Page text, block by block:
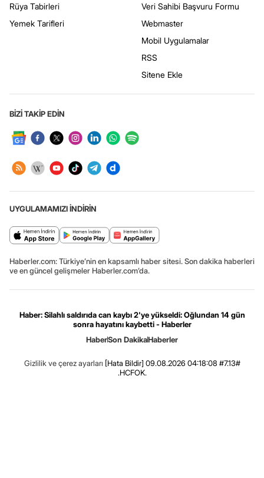
Rüya Tabirleri
Yemek Tarifleri
Veri Sahibi Başvuru Formu
Webmaster
Mobil Uygulamalar
RSS
Sitene Ekle
BİZİ TAKİP EDİN
UYGULAMAMIZI İNDİRİN
Haberler.com: Türkiye’nin en kapsamlı haber sitesi. Son dakika haberleri
ve en güncel gelişmeler Haberler.com’da.
Haber: Silahlı saldırıda can kaybı 2'ye yükseldi: Oğlundan 14 gün
sonra hayatını kaybetti - Haberler
HaberSon DakikaHaberler
Gizlilik ve çerez ayarları [Hata Bildir] 09.08.2026 04:18:08 #7.13#
.HCFOK.